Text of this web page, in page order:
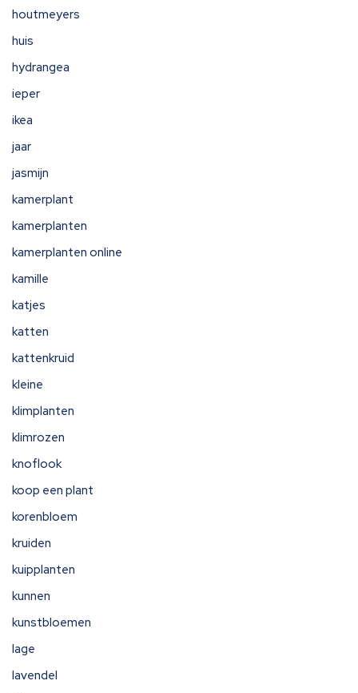
houtmeyers
huis
hydrangea
ieper
ikea
jaar
jasmijn
kamerplant
kamerplanten
kamerplanten online
kamille
katjes
katten
kattenkruid
kleine
klimplanten
klimrozen
knoflook
koop een plant
korenbloem
kruiden
kuipplanten
kunnen
kunstbloemen
lage
lavendel